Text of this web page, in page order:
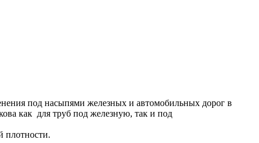
под насыпями железных и автомобильных дорог в
как для труб под железную, так и под
плотности.